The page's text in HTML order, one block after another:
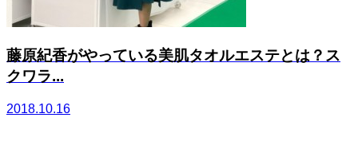
藤原紀香がやっている美肌タオルエステとは？ス
クワラ...
2018.10.16